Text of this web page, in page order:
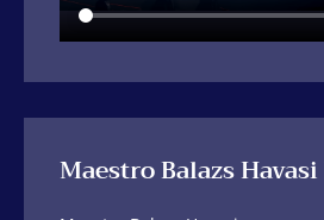
Maestro Balazs